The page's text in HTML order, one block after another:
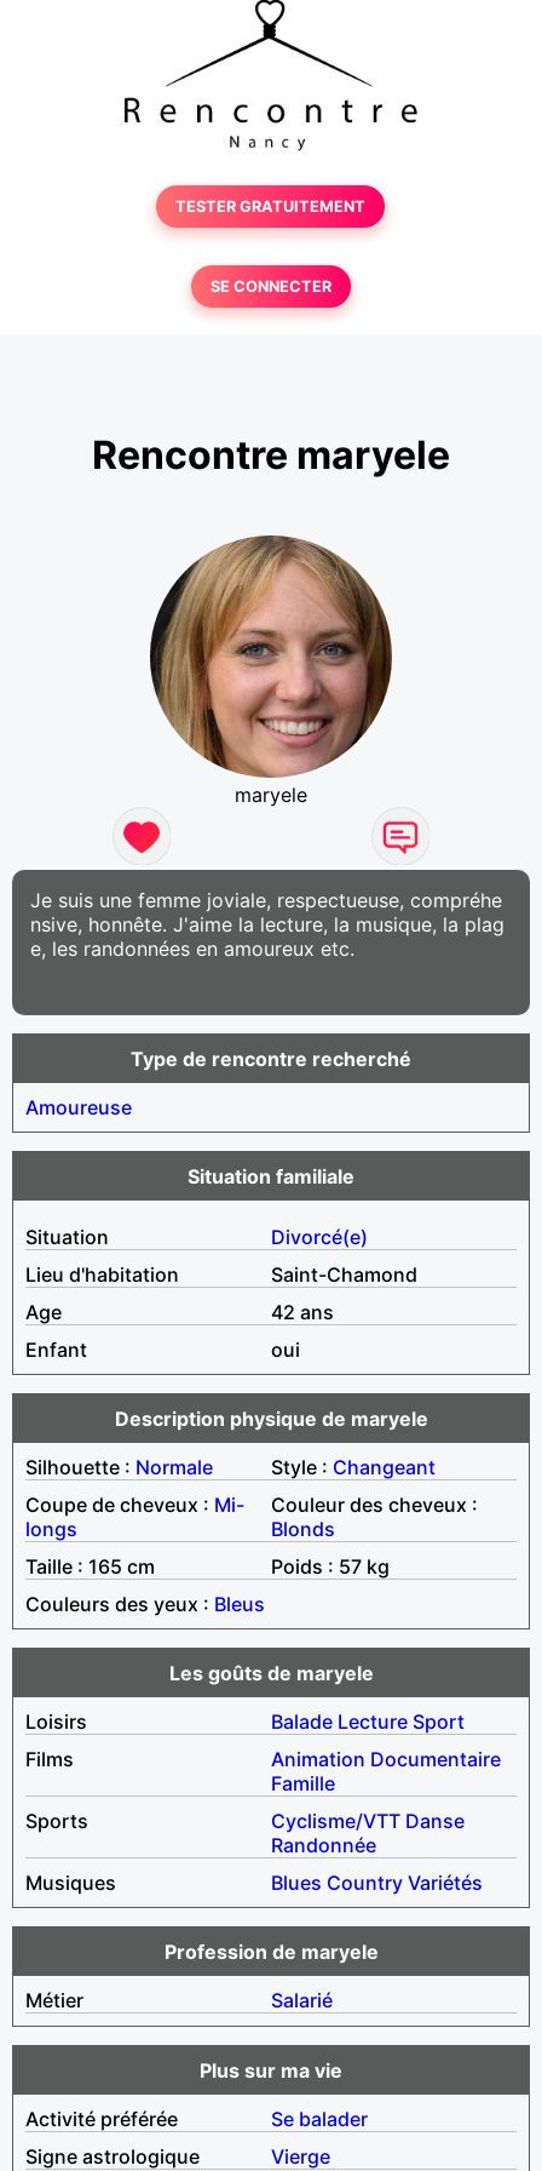
TESTER GRATUITEMENT
SE CONNECTER
Rencontre maryele
maryele
Je suis une femme joviale, respectueuse, compréhe
nsive, honnête. J'aime la lecture, la musique, la plag
e, les randonnées en amoureux etc.
Type de rencontre recherché
Amoureuse
Situation familiale
Situation
Divorcé(e)
Lieu d'habitation
Saint-Chamond
Age
42 ans
Enfant
oui
Description physique de maryele
Silhouette : Normale Style : Changeant
Coupe de cheveux : Mi-
longs
Couleur des cheveux :
Blonds
Taille : 165 cm
Poids : 57 kg
Couleurs des yeux : Bleus
Les goûts de maryele
Loisirs
Balade Lecture Sport
Films
Animation Documentaire
Famille
Sports
Cyclisme/VTT Danse
Randonnée
Musiques
Blues Country Variétés
Profession de maryele
Métier
Salarié
Plus sur ma vie
Activité préférée
Se balader
Signe astrologique
Vierge